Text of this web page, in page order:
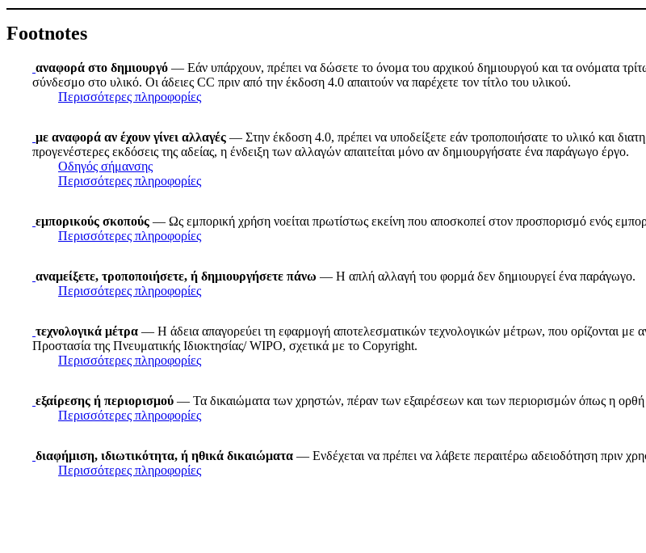
Footnotes
αναφορά στο δημιουργό — Εάν υπάρχουν, πρέπει να δώσετε το όνομα του αρχικού δημιουργού και τα ονόματα
σύνδεσμο στο υλικό. Οι άδειες CC πριν από την έκδοση 4.0 απαιτούν να παρέχετε τον τίτλο του υλικού.
Περισσότερες πληροφορίες
με αναφορά αν έχουν γίνει αλλαγές — Στην έκδοση 4.0, πρέπει να υποδείξετε εάν τροποποιήσατε το υλικό και
προγενέστερες εκδόσεις της αδείας, η ένδειξη των αλλαγών απαιτείται μόνο αν δημιουργήσατε ένα παράγωγο έργο.
Οδηγός σήμανσης
Περισσότερες πληροφορίες
εμπορικούς σκοπούς — Ως εμπορική χρήση νοείται πρωτίστως εκείνη που αποσκοπεί στον προσπορισμό ενός
Περισσότερες πληροφορίες
αναμείξετε, τροποποιήσετε, ή δημιουργήσετε πάνω — Η απλή αλλαγή του φορμά δεν δημιουργεί ένα παράγωγο.
Περισσότερες πληροφορίες
τεχνολογικά μέτρα — Η άδεια απαγορεύει τη εφαρμογή αποτελεσματικών τεχνολογικών μέτρων, που ορίζονται
Προστασία της Πνευματικής Ιδιοκτησίας/ WIPO, σχετικά με το Copyright.
Περισσότερες πληροφορίες
εξαίρεσης ή περιορισμού — Τα δικαιώματα των χρηστών, πέραν των εξαιρέσεων και των περιορισμών όπως η ορθή
Περισσότερες πληροφορίες
διαφήμιση, ιδιωτικότητα, ή ηθικά δικαιώματα — Ενδέχεται να πρέπει να λάβετε περαιτέρω αδειοδότηση πριν
Περισσότερες πληροφορίες